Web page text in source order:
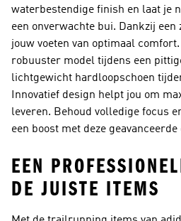
waterbestendige finish en laat je
een onverwachte bui. Dankzij een
jouw voeten van optimaal
robuuster model tijdens een
lichtgewicht hardloopschoen
Innovatief design helpt jou om
leveren. Behoud volledige focus
een boost met deze
EEN
DE JUISTE ITEMS